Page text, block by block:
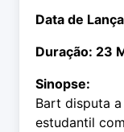
Data de
Duração: 23
Sinopse:
Bart disputa
estudantil